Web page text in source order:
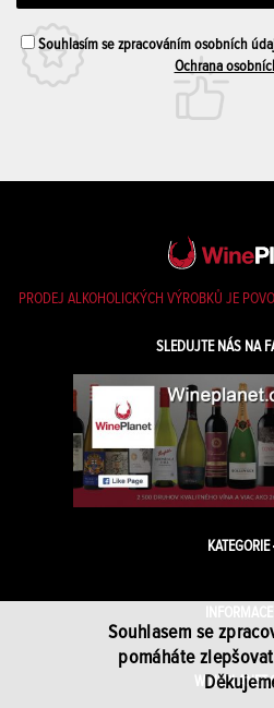
Souhlasím se zpracováním osobních
Ochrana
PRODEJ ALKOHOLICKÝCH VÝROBKŮ JE
SLEDUJTE NÁS NA
KATEGORIE
INFORMACE
Souhlasem se
pomáháte